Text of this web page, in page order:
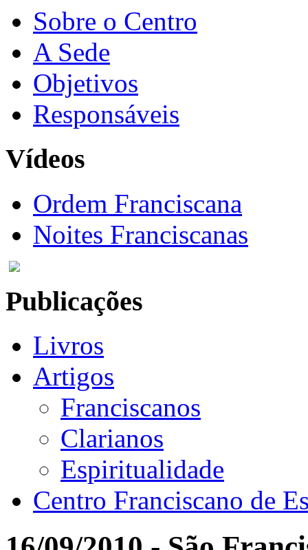
Sobre o Centro
A Sede
Objetivos
Responsáveis
Vídeos
Ordem Franciscana
Noites Franciscanas
Publicações
Livros
Artigos
Franciscanos
Clarianos
Espiritualidade
Centro Franciscano de